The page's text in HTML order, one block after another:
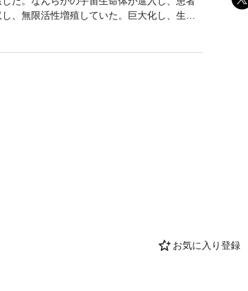
お気に入り登録
、無限活性増殖していた。巨大化し、生命
局は医務局の閉鎖を決定し、閉じ込められ